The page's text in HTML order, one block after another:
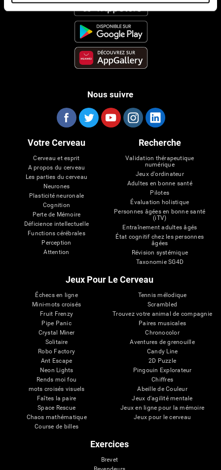
Nous suivre
Votre Cerveau
Cerveau et esprit
A propos du cerveau
Les parties du cerveau
Neurones
Plasticité neuronale
Cognition
Perte de Mémoire
Déficience intellectuelle
Functions cérébrales
Perception
Attention
Recherche
Validation thérapeutique
numérique
Jeux d'ordinateur
Adultes en bonne santé
Pilotes
Évaluation holistique
Personnes âgées en bonne santé
(iTV)
Entraînement adultes âgés
État cognitif chez les personnes
âgées
Révision systémique
Taxonomie SG4D
Jeux Pour Le Cerveau
Échecs en ligne
Mini-mots croisés
Fruit Frenzy
Pipe Panic
Crystal Miner
Solitaire
Robo Factory
Ant Escape
Neon Lights
Rends moi fou
mots croisés visuels
Faîtes la paire
Space Rescue
Chaos mathématique
Course de billes
Tennis mélodique
Scrambled
Trouvez votre animal de compagnie
Paires musicales
Chronocolor
Aventures de grenouille
Candy Line
2D Puzzle
Pingouin Explorateur
Chiffres
Abeille de Couleur
Jeux d'agilité mentale
Jeux en ligne pour la mémoire
Jeux pour le cerveau
Exercices
Brevet